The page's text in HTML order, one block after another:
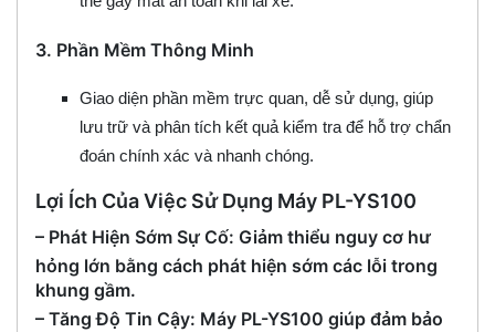
3. Phần Mềm Thông Minh
Giao diện phần mềm trực quan, dễ sử dụng, giúp
lưu trữ và phân tích kết quả kiểm tra để hỗ trợ chẩn
đoán chính xác và nhanh chóng.
Lợi Ích Của Việc Sử Dụng Máy PL-YS100
– Phát Hiện Sớm Sự Cố: Giảm thiểu nguy cơ hư
hỏng lớn bằng cách phát hiện sớm các lỗi trong
khung gầm.
– Tăng Độ Tin Cậy: Máy PL-YS100 giúp đảm bảo